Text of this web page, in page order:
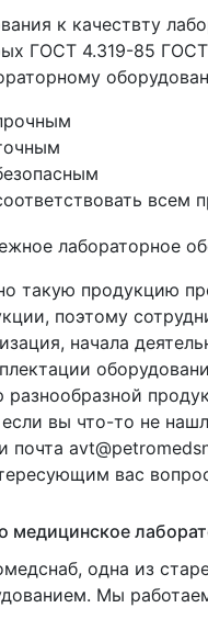
к качествту
ГОСТ 4.319-85
всем
такую продукцию
поэтому
начала
разнообразной
вы что-то не
почта
вас
медицинское
одна из
Мы